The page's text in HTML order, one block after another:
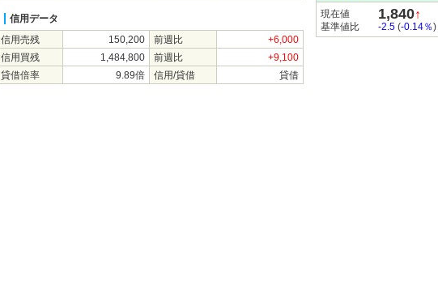
信用データ
信用売残
150,200 前週比
+6,000
信用買残
1,484,800 前週比
+9,100
貸借倍率
9.89倍 信用/貸借 貸借
現在値
1,840↑
基準値比 -2.5 (-0.14％)